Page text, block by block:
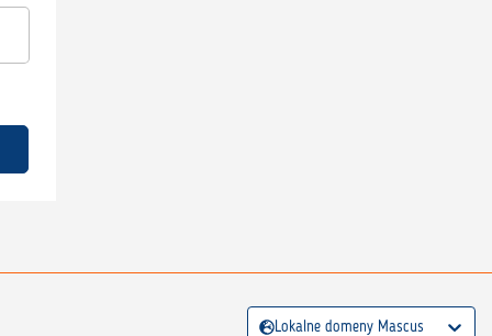
Lokalne domeny Mascus